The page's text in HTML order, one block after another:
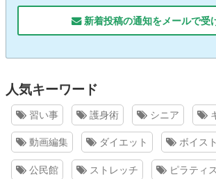
新着投稿の通知をメールで受
人気キーワード
習い事 護身術 シニア
動画編集 ダイエット ボイス
公民館 ストレッチ ピラティス